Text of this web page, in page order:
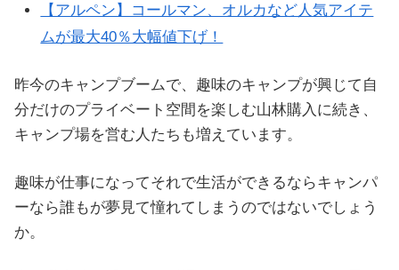
【アルペン】コールマン、オルカなど人気アイテ
ムが最大40％大幅値下げ！
昨今のキャンプブームで、趣味のキャンプが興じて自
分だけのプライベート空間を楽しむ山林購入に続き、
キャンプ場を営む人たちも増えています。
趣味が仕事になってそれで生活ができるならキャンパ
ーなら誰もが夢見て憧れてしまうのではないでしょう
か。